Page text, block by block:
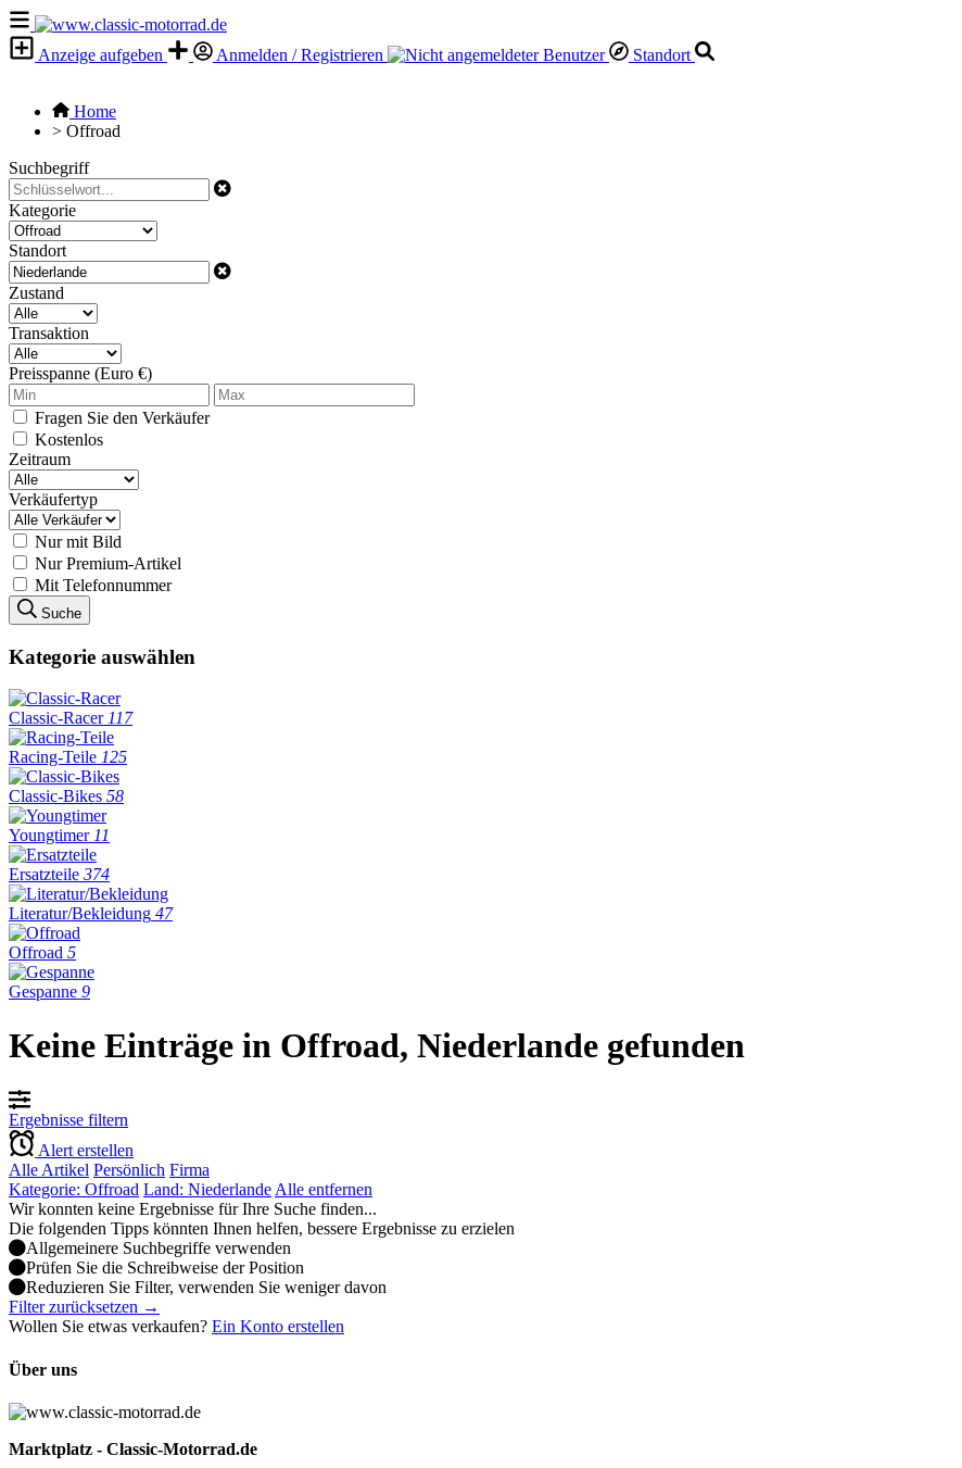
Anzeige aufgeben Anmelden / Registrieren Standort
Home
> Offroad
Suchbegriff
Kategorie
Standort
Zustand
Transaktion
Preisspanne (Euro €)
Fragen Sie den Verkäufer
Kostenlos
Zeitraum
Verkäufertyp
Nur mit Bild
Nur Premium-Artikel
Mit Telefonnummer
Suche
Kategorie auswählen
Classic-Racer 117
Racing-Teile 125
Classic-Bikes 58
Youngtimer 11
Ersatzteile 374
Literatur/Bekleidung 47
Offroad 5
Gespanne 9
Keine Einträge in Offroad, Niederlande gefunden
Ergebnisse filtern
Alert erstellen
Alle Artikel Persönlich Firma
Kategorie: Offroad Land: Niederlande Alle entfernen
Wir konnten keine Ergebnisse für Ihre Suche finden...
Die folgenden Tipps könnten Ihnen helfen, bessere Ergebnisse zu erzielen
Allgemeinere Suchbegriffe verwenden
Prüfen Sie die Schreibweise der Position
Reduzieren Sie Filter, verwenden Sie weniger davon
Filter zurücksetzen →
Wollen Sie etwas verkaufen? Ein Konto erstellen
Über uns
Marktplatz - Classic-Motorrad.de